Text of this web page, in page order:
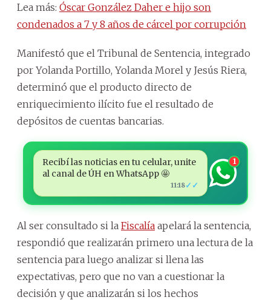
Lea más: Óscar González Daher e hijo son
condenados a 7 y 8 años de cárcel por corrupción
Manifestó que el Tribunal de Sentencia, integrado
por Yolanda Portillo, Yolanda Morel y Jesús Riera,
determinó que el producto directo de
enriquecimiento ilícito fue el resultado de
depósitos de cuentas bancarias.
Recibí las noticias en tu celular, unite
al canal de ÚH en WhatsApp 🤩
11:18✓✓
1
Al ser consultado si la Fiscalía apelará la sentencia,
respondió que realizarán primero una lectura de la
sentencia para luego analizar si llena las
expectativas, pero que no van a cuestionar la
decisión y que analizarán si los hechos